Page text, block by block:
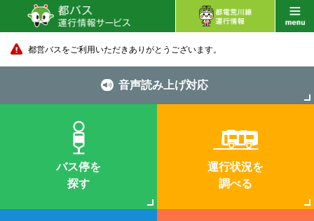
都営バスをご利用いただきありがとうございます。
音声読み上げ対応
バス停を
探す
運行状況を
調べる